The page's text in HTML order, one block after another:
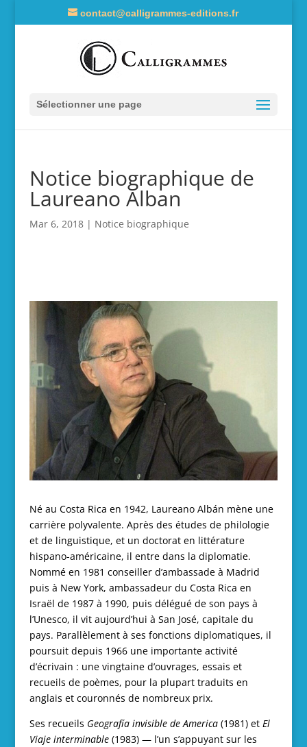
contact@calligrammes-editions.fr
Sélectionner une page
Notice biographique de
Laureano Alban
Mar 6, 2018| Notice biographique
Né au Costa Rica en 1942, Laureano Albán mène une
carrière polyvalente. Après des études de philologie
et de linguistique, et un doctorat en littérature
hispano-américaine, il entre dans la diplomatie.
Nommé en 1981 conseiller d’ambassade à Madrid
puis à New York, ambassadeur du Costa Rica en
Israël de 1987 à 1990, puis délégué de son pays à
l’Unesco, il vit aujourd’hui à San José, capitale du
pays. Parallèlement à ses fonctions diplomatiques, il
poursuit depuis 1966 une importante activité
d’écrivain : une vingtaine d’ouvrages, essais et
recueils de poèmes, pour la plupart traduits en
anglais et couronnés de nombreux prix.
Ses recueils Geografía invisible de America(1981) et El
Viaje interminable (1983) — l’un s’appuyant sur les